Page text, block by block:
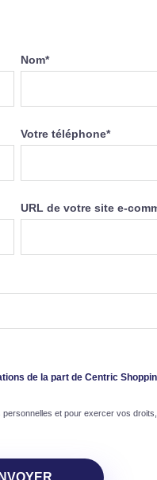
Nom*
Votre téléphone*
URL de votre site e-
de la part de Centric
et pour exercer vos